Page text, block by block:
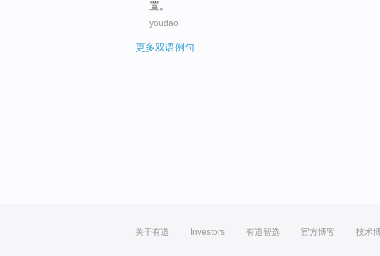
置。
youdao
更多双语例句
关于有道 Investors 有道智选 官方博客 技术